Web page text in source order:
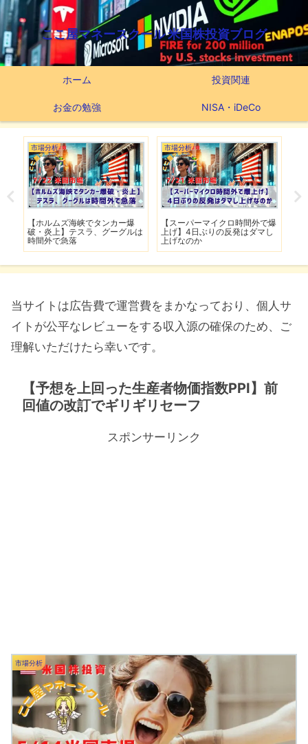
ここ屋マネースクール 米国株投資ブログ
ホーム 投資関連
お金の勉強 NISA・iDeCo
市場分析
【ホルムズ海峡でタンカー爆
破・炎上】テスラ、グーグルは
時間外で急落
市場分析
【スーパーマイクロ時間外で爆
上げ】4日ぶりの反発はダマし
上げなのか
当サイトは広告費で運営費をまかなっており、個人サ
イトが公平なレビューをする収入源の確保のため、ご
理解いただけたら幸いです。
【予想を上回った生産者物価指数PPI】前
回値の改訂でギリギリセーフ
スポンサーリンク
市場分析